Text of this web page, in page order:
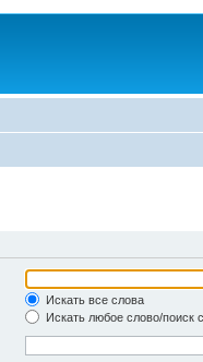
Искать все слова
Искать любое слово/поиск